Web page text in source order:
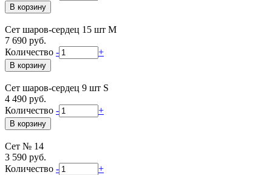
Сет шаров-сердец 15 шт М
7 690 руб.
Количество - +
Сет шаров-сердец 9 шт S
4 490 руб.
Количество - +
Сет № 14
3 590 руб.
Количество - +